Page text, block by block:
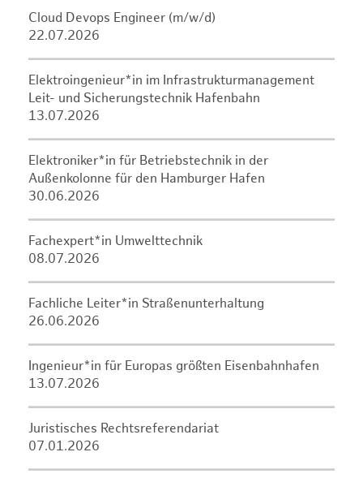
Cloud Devops Engineer (m/w/d)
22.07.2026
Elektroingenieur*in im Infrastrukturmanagement
Leit- und Sicherungstechnik Hafenbahn
13.07.2026
Elektroniker*in für Betriebstechnik in der
Außenkolonne für den Hamburger Hafen
30.06.2026
Fachexpert*in Umwelttechnik
08.07.2026
Fachliche Leiter*in Straßenunterhaltung
26.06.2026
Ingenieur*in für Europas größten Eisenbahnhafen
13.07.2026
Juristisches Rechtsreferendariat
07.01.2026